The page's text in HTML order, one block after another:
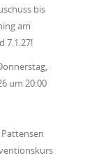
bis
am
7.1.27!
um 20:00
Pattensen